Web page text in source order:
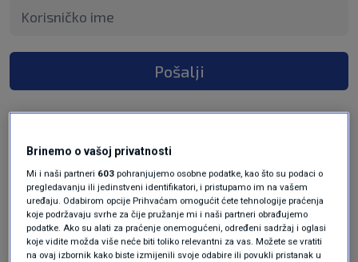
Pošalji
Oglas
Brinemo o vašoj privatnosti
Mi i naši partneri 603 pohranjujemo osobne podatke, kao što su podaci o
pregledavanju ili jedinstveni identifikatori, i pristupamo im na vašem
uređaju. Odabirom opcije Prihvaćam omogućit ćete tehnologije praćenja
koje podržavaju svrhe za čije pružanje mi i naši partneri obrađujemo
podatke. Ako su alati za praćenje onemogućeni, određeni sadržaj i oglasi
koje vidite možda više neće biti toliko relevantni za vas. Možete se vratiti
na ovaj izbornik kako biste izmijenili svoje odabire ili povukli pristanak u